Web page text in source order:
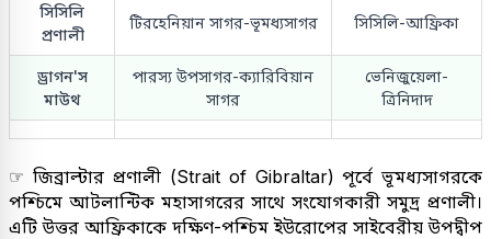
সিসিলি
প্রণালী
টিরহেনিয়ান সাগর-ভূমধ্যসাগর সিসিলি-আফ্রিকা
ড্রাগন'স
মাউথ
পারস্য উপসাগর-ক্যারিবিয়ান
সাগর
ভেনিজুয়েলা-
ত্রিনিদাদ
☞ জিব্রাল্টার প্রণালী (Strait of Gibraltar) পূর্বে ভূমধ্যসাগরকে
পশ্চিমে আটলান্টিক মহাসাগরের সাথে সংযোগকারী সমুদ্র প্রণালী।
এটি উত্তর আফ্রিকাকে দক্ষিণ-পশ্চিম ইউরোপের সাইবেরীয় উপদ্বীপ